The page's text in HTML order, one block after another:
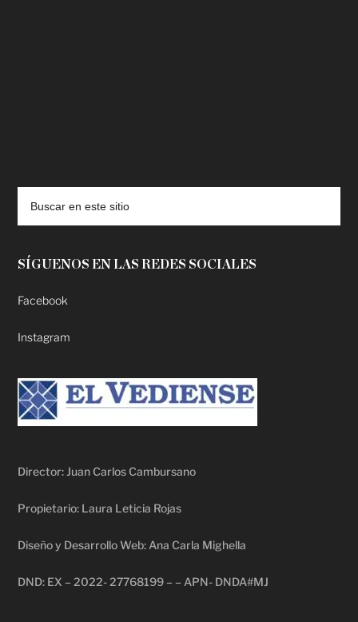
SÍGUENOS EN LAS REDES SOCIALES
Facebook
Instagram
Director: Juan Carlos Cambursano
Propietario: Laura Leticia Rojas
Diseño y Desarrollo Web: Ana Carla Mighella
DND: EX – 2022- 27768199 – – APN- DNDA#MJ